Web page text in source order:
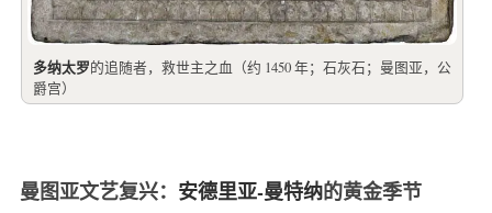
多纳太罗的追随者，救世主之血（约 1450 年；石灰石；曼图亚，公
爵宫）
曼图亚文艺复兴： 安德里亚-曼特纳的黄金季节